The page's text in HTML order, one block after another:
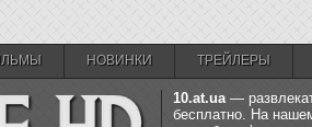
НОВИНКИ ТРЕЙЛЕРЫ
10.at.ua—
бесплатно. На